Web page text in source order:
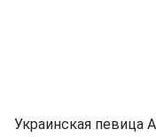
Украинская певица